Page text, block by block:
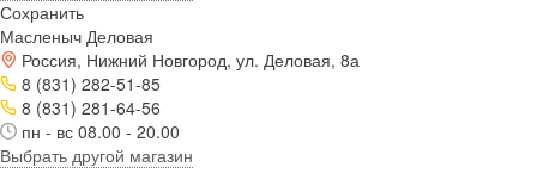
Сохранить
Масленыч Деловая
Россия, Нижний Новгород, ул. Деловая, 8а
8 (831) 282-51-85
8 (831) 281-64-56
пн - вс 08.00 - 20.00
Выбрать другой магазин